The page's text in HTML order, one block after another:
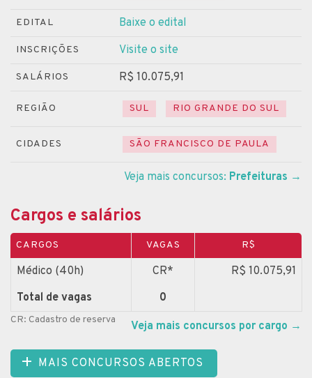
EDITAL Baixe o edital
INSCRIÇÕES Visite o site
SALÁRIOS R$ 10.075,91
REGIÃO SUL RIO GRANDE DO SUL
CIDADES SÃO FRANCISCO DE PAULA
Veja mais concursos: Prefeituras →
Cargos e salários
CARGOS VAGAS R$
Médico (40h) CR*
R$ 10.075,91
Total de vagas
0
CR: Cadastro de reserva Veja mais concursos por cargo →
MAIS CONCURSOS ABERTOS